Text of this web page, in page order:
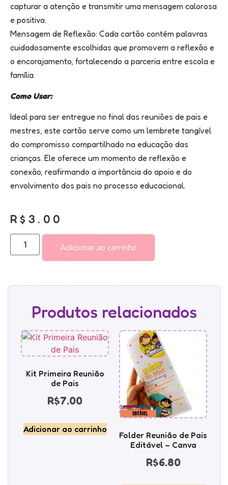
capturar a atenção e transmitir uma mensagem calorosa
e positiva.
Mensagem de Reflexão: Cada cartão contém palavras
cuidadosamente escolhidas que promovem a reflexão e
o encorajamento, fortalecendo a parceria entre escola e
família.
Como Usar:
Ideal para ser entregue no final das reuniões de pais e
mestres, este cartão serve como um lembrete tangível
do compromisso compartilhado na educação das
crianças. Ele oferece um momento de reflexão e
conexão, reafirmando a importância do apoio e do
envolvimento dos pais no processo educacional.
R$ 3.00
Adicionar ao carrinho
Produtos relacionados
Kit Primeira Reunião
de Pais
R$7.00
Adicionar ao carrinho
Folder Reunião de Pais
Editável – Canva
R$6.80